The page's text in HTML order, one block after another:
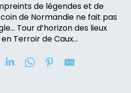
de légendes et de
de Normandie ne fait pas
Tour d’horizon des lieux
Terroir de Caux…